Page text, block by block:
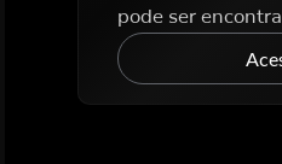
pode ser